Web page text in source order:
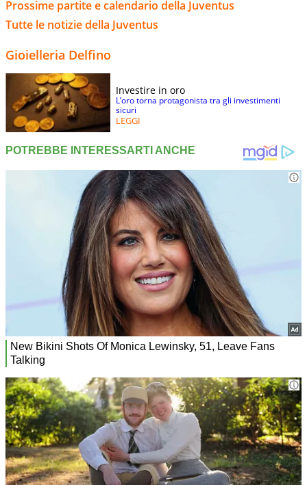
Prossime partite e calendario della Juventus
Tutte le notizie della Juventus
Gioielleria Delfino
Investire in oro
L’oro torna protagonista tra gli investimenti
sicuri
LEGGI